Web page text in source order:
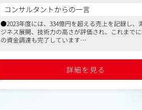
ペレーション/業務フローの改善、マニュアル
組織設計、採用やメンバーへのオンボーディ
実行など、組織立ち上げ&拡大を共にリード
ジャーを募集しています。
・Amazonコンサルティングサービスの品質向
・Amazonコンサルティング組織の拡大に伴う
コンサルタントからの一言
●2023年度には、334億円を超える売上を記録し、
ジネス展開、技術力の高さが評価され、これまで
の資金調達も完了しています
●同社で展開しているインフルエンサーマーケや
どの多角的な事業それぞれに関わることができる
です。また海外のオフィスと連携することもあり
詳細を見る